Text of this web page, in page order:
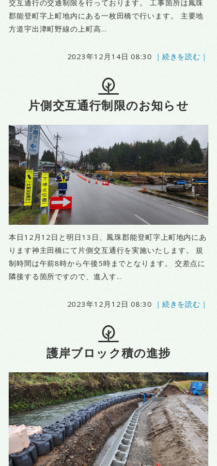
交互通行の交通制限を行っております。 工事箇所は鳳珠
郡能登町字上町地内にある一枚田橋で行います。 主要地
方道宇出津町野線の上町高...
2023年12月14日 08:30 ｜続きを読む｜
片側交互通行制限のお知らせ
本日12月12日と明日13日、鳳珠郡能登町字上町地内にあ
ります神主田橋にて片側交互通行を実施いたします。 規
制時間は午前8時から午後5時までとなります。 交差点に
隣接する箇所ですので、進入す...
2023年12月12日 08:30 ｜続きを読む｜
護岸ブロック積の進捗